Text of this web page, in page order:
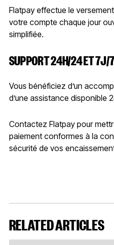
Flatpay effectue le
votre compte chaque jour
simplifiée.
SUPPORT 24H/24 ET 7J/7
Vous bénéficiez d’un
d’une assistance disponible
Contactez Flatpay pour
paiement conformes à la
sécurité de vos
RELATED ARTICLES